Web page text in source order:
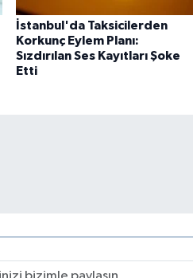
İstanbul'da Taksicilerden
Korkunç Eylem Planı:
Sızdırılan Ses Kayıtları Şoke
Etti